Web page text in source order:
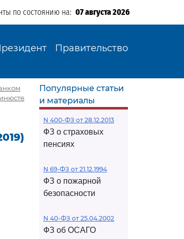
по состоянию на: 07 августа 2026
Правительство
Популярные статьи
и материалы
N 400-ФЗ от 28.12.2013
ФЗ о страховых
пенсиях
N 69-ФЗ от 21.12.1994
ФЗ о пожарной
безопасности
N 40-ФЗ от 25.04.2002
ФЗ об ОСАГО